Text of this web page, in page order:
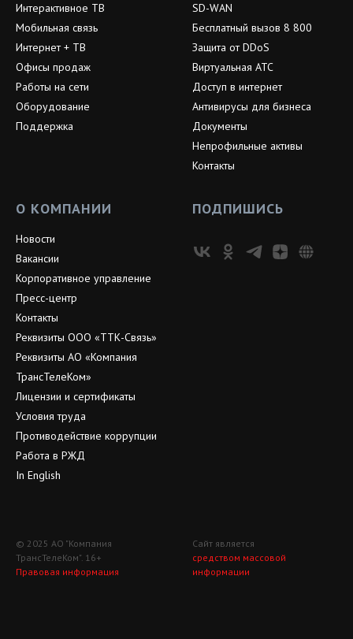
Интерактивное ТВ
Мобильная связь
Интернет + ТВ
Офисы продаж
Работы на сети
Оборудование
Поддержка
SD-WAN
Бесплатный вызов 8 800
Защита от DDoS
Виртуальная АТС
Доступ в интернет
Антивирусы для бизнеса
Документы
Непрофильные активы
Контакты
О КОМПАНИИ
Новости
Вакансии
Корпоративное управление
Пресс-центр
Контакты
Реквизиты ООО «ТТК-Связь»
Реквизиты АО «Компания
ТрансТелеКом»
Лицензии и сертификаты
Условия труда
Противодействие коррупции
Работа в РЖД
In English
ПОДПИШИСЬ
© 2025 АО "Компания
ТрансТелеКом". 16+
Правовая информация
Сайт является
средством массовой
информации